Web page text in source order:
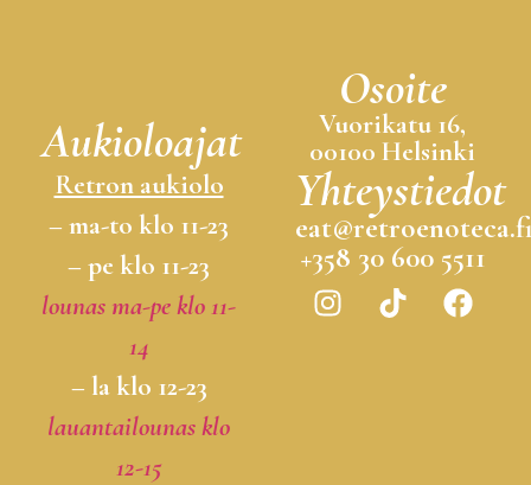
Aukioloajat
Retron aukiolo
– ma-to klo 11-23
– pe klo 11-23
lounas ma-pe klo 11-
14
– la klo 12-23
lauantailounas klo
12-15
Osoite
Vuorikatu 16,
00100 Helsinki
Yhteystiedot
eat@retroenoteca.fi
+358 30 600 5511